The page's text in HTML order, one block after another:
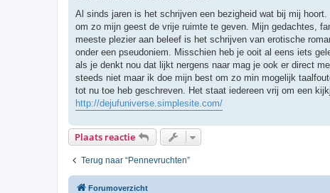
c
h
Al sinds jaren is het schrijven een bezigheid wat bij mij
om zo mijn geest de vrije ruimte te geven. Mijn gedachtes,
meeste plezier aan beleef is het schrijven van erotische
onder een pseudoniem. Misschien heb je ooit al eens iets
als je denkt nou dat lijkt nergens naar mag je ook er direct
steeds niet maar ik doe mijn best om zo min mogelijk
tot nu toe heb geschreven. Het staat iedereen vrij om een
http://dejufuniverse.simplesite.com/
Plaats reactie
Terug naar “Pennevruchten”
Forumoverzicht